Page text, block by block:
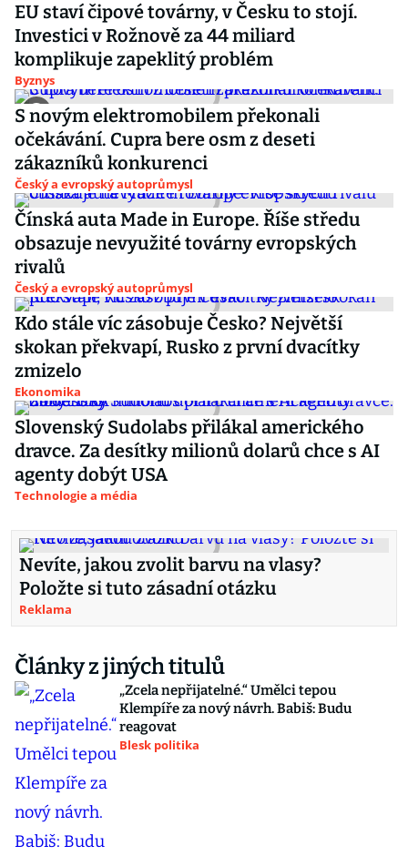
EU staví čipové továrny, v Česku to stojí.
Investici v Rožnově za 44 miliard
komplikuje zapeklitý problém
Byznys
S novým elektromobilem překonali
očekávání. Cupra bere osm z deseti
zákazníků konkurenci
Český a evropský autoprůmysl
Čínská auta Made in Europe. Říše středu
obsazuje nevyužité továrny evropských
rivalů
Český a evropský autoprůmysl
Kdo stále víc zásobuje Česko? Největší
skokan překvapí, Rusko z první dvacítky
zmizelo
Ekonomika
Slovenský Sudolabs přilákal amerického
dravce. Za desítky milionů dolarů chce s AI
agenty dobýt USA
Technologie a média
Nevíte, jakou zvolit barvu na vlasy?
Položte si tuto zásadní otázku
Reklama
Články z jiných titulů
„Zcela nepřijatelné.“ Umělci tepou
Klempíře za nový návrh. Babiš: Budu
reagovat
Blesk politika